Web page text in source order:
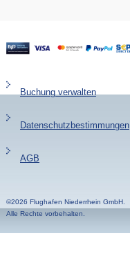
Buchung verwalten
Datenschutzbestimmungen
AGB
©2026 Flughafen Niederrhein GmbH.
Alle Rechte vorbehalten.